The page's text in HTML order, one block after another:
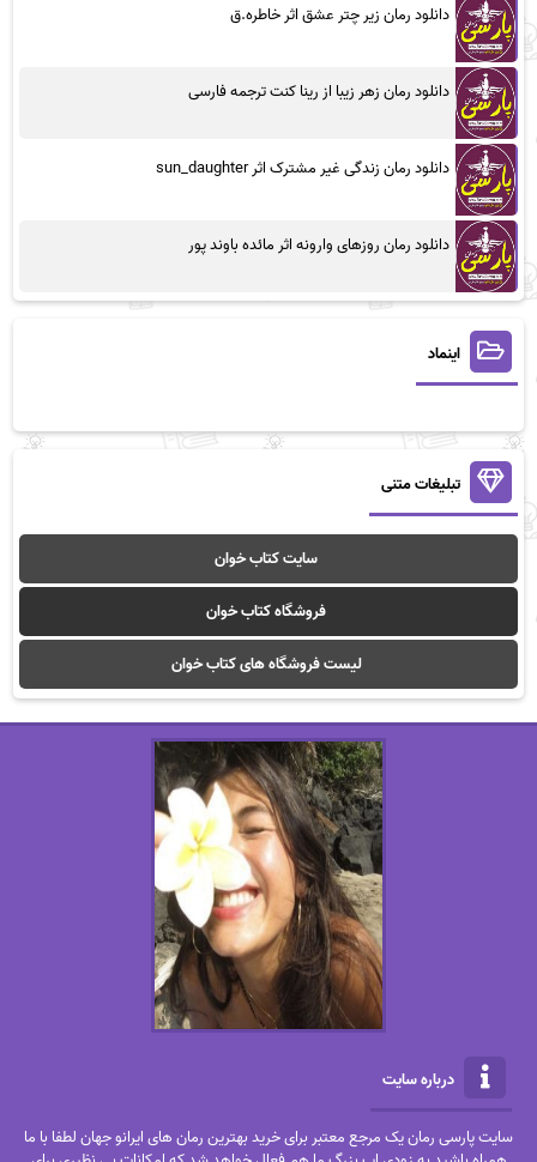
دانلود رمان زیر چتر عشق اثر خاطره.ق
دانلود رمان زهر زیبا از رینا کنت ترجمه فارسی
دانلود رمان زندگی غیر مشترک اثر sun_daughter
دانلود رمان روزهای وارونه اثر مائده باوند پور
اینماد
تبلیغات متنی
سایت کتاب خوان
فروشگاه کتاب خوان
لیست فروشگاه های کتاب خوان
درباره سایت
سایت پارسی رمان یک مرجع معتبر برای خرید بهترین رمان های ایرانو جهان لطفا با ما